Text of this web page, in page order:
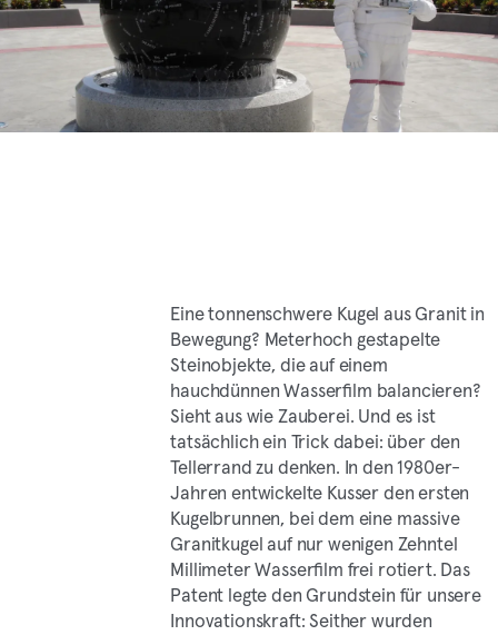
Eine tonnenschwere Kugel aus Granit in
Bewegung? Meterhoch gestapelte
Steinobjekte, die auf einem
hauchdünnen Wasserfilm balancieren?
Sieht aus wie Zauberei. Und es ist
tatsächlich ein Trick dabei: über den
Tellerrand zu denken. In den 1980er-
Jahren entwickelte Kusser den ersten
Kugelbrunnen, bei dem eine massive
Granitkugel auf nur wenigen Zehntel
Millimeter Wasserfilm frei rotiert. Das
Patent legte den Grundstein für unsere
Innovationskraft: Seither wurden